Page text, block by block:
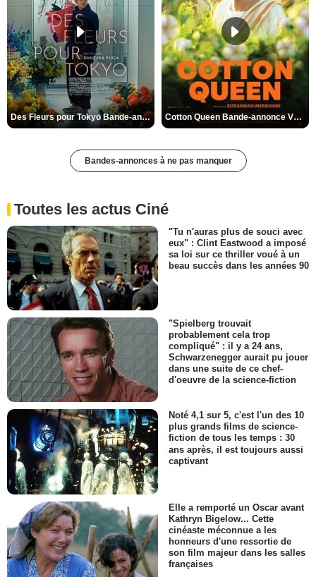
Des Fleurs pour Tokyo Bande-annonce VO STFR Cotton Queen Bande-annonce VO STFR
Bandes-annonces à ne pas manquer
Toutes les actus Ciné
"Tu n'auras plus de souci avec
eux" : Clint Eastwood a imposé
sa loi sur ce thriller voué à un
beau succès dans les années 90
"Spielberg trouvait
probablement cela trop
compliqué" : il y a 24 ans,
Schwarzenegger aurait pu jouer
dans une suite de ce chef-
d'oeuvre de la science-fiction
Noté 4,1 sur 5, c'est l'un des 10
plus grands films de science-
fiction de tous les temps : 30
ans après, il est toujours aussi
captivant
Elle a remporté un Oscar avant
Kathryn Bigelow... Cette
cinéaste méconnue a les
honneurs d'une ressortie de
son film majeur dans les salles
françaises